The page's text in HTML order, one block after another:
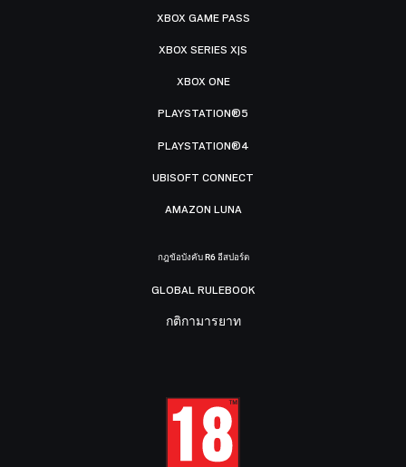
XBOX GAME PASS
XBOX SERIES X|S
XBOX ONE
PLAYSTATION®5
PLAYSTATION®4
UBISOFT CONNECT
AMAZON LUNA
กฎข้อบังคับ R6 อีสปอร์ต
GLOBAL RULEBOOK
กติกามารยาท